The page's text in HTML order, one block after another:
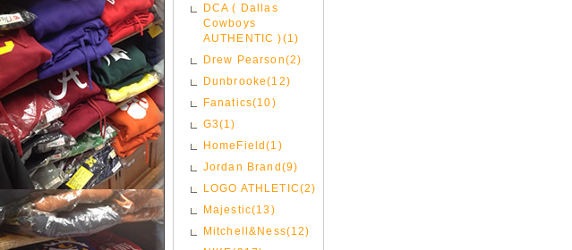
DCA ( Dallas
Cowboys
AUTHENTIC )(1)
Drew Pearson(2)
Dunbrooke(12)
Fanatics(10)
G3(1)
HomeField(1)
Jordan Brand(9)
LOGO ATHLETIC(2)
Majestic(13)
Mitchell&Ness(12)